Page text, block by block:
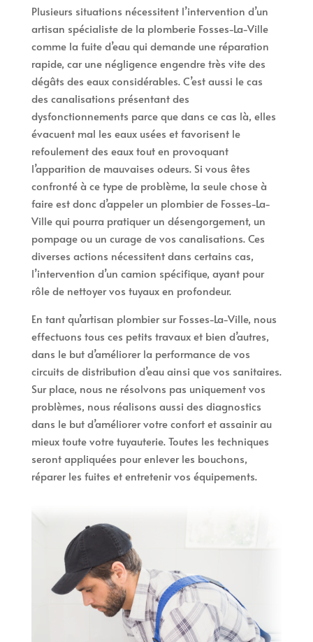
Plusieurs situations nécessitent l’intervention d’un
artisan spécialiste de la plomberie Fosses-La-Ville
comme la fuite d’eau qui demande une réparation
rapide, car une négligence engendre très vite des
dégâts des eaux considérables. C’est aussi le cas
des canalisations présentant des
dysfonctionnements parce que dans ce cas là, elles
évacuent mal les eaux usées et favorisent le
refoulement des eaux tout en provoquant
l’apparition de mauvaises odeurs. Si vous êtes
confronté à ce type de problème, la seule chose à
faire est donc d’appeler un plombier de Fosses-La-
Ville qui pourra pratiquer un désengorgement, un
pompage ou un curage de vos canalisations. Ces
diverses actions nécessitent dans certains cas,
l’intervention d’un camion spécifique, ayant pour
rôle de nettoyer vos tuyaux en profondeur.
En tant qu’artisan plombier sur Fosses-La-Ville, nous
effectuons tous ces petits travaux et bien d’autres,
dans le but d’améliorer la performance de vos
circuits de distribution d’eau ainsi que vos sanitaires.
Sur place, nous ne résolvons pas uniquement vos
problèmes, nous réalisons aussi des diagnostics
dans le but d’améliorer votre confort et assainir au
mieux toute votre tuyauterie. Toutes les techniques
seront appliquées pour enlever les bouchons,
réparer les fuites et entretenir vos équipements.